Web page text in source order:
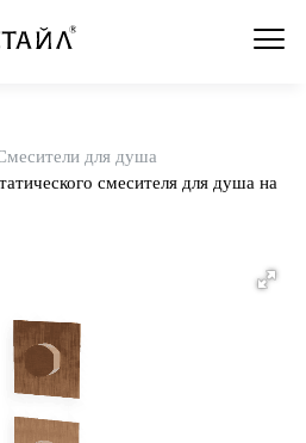
для душа
смесителя для душа на